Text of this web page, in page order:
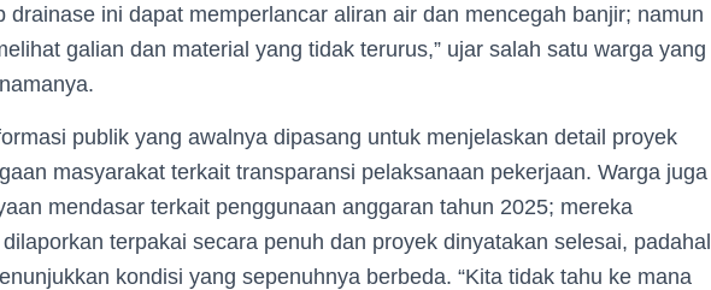
drainase ini dapat memperlancar aliran air dan mencegah banjir; namun
galian dan material yang tidak terurus,” ujar salah satu warga yang
publik yang awalnya dipasang untuk menjelaskan detail proyek
masyarakat terkait transparansi pelaksanaan pekerjaan. Warga juga
mendasar terkait penggunaan anggaran tahun 2025; mereka
terpakai secara penuh dan proyek dinyatakan selesai, padahal
kondisi yang sepenuhnya berbeda. “Kita tidak tahu ke mana